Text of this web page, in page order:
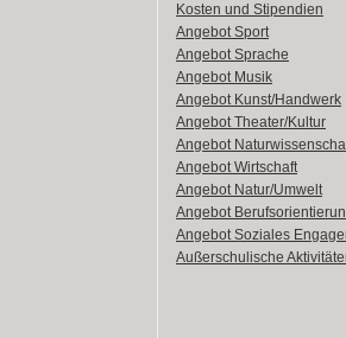
Kosten und Stipendien
Angebot Sport
Angebot Sprache
Angebot Musik
Angebot Kunst/Handwerk
Angebot Theater/Kultur
Angebot
Angebot Wirtschaft
Angebot Natur/Umwelt
Angebot
Angebot Soziales
Außerschulische